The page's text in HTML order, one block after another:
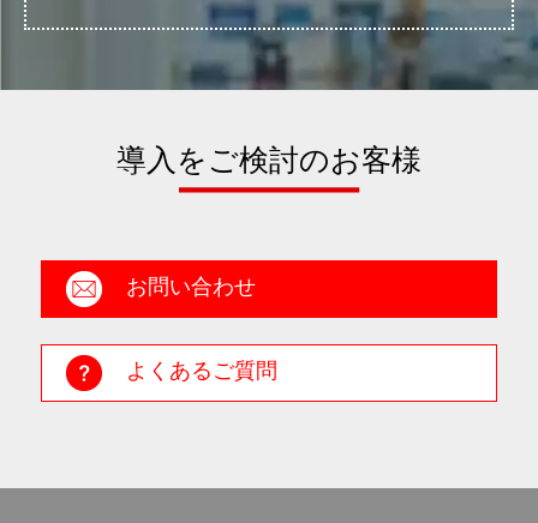
導入をご検討のお客様
お問い合わせ
よくあるご質問